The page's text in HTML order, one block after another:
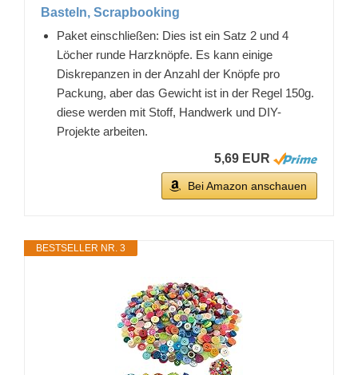
Basteln, Scrapbooking
Paket einschließen: Dies ist ein Satz 2 und 4
Löcher runde Harzknöpfe. Es kann einige
Diskrepanzen in der Anzahl der Knöpfe pro
Packung, aber das Gewicht ist in der Regel 150g.
diese werden mit Stoff, Handwerk und DIY-
Projekte arbeiten.
5,69 EUR
Bei Amazon anschauen
BESTSELLER NR. 3